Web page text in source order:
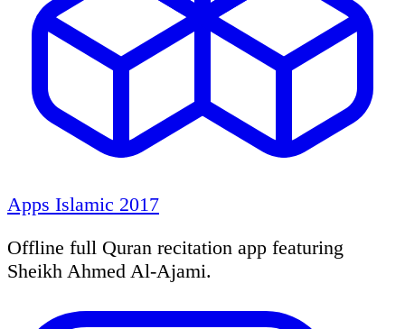
Apps Islamic 2017
Offline full Quran recitation app featuring
Sheikh Ahmed Al-Ajami.